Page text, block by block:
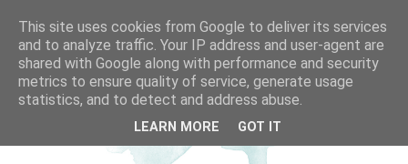
This site uses cookies from Google to deliver its services
and to analyze traffic. Your IP address and user-agent are
shared with Google along with performance and security
metrics to ensure quality of service, generate usage
statistics, and to detect and address abuse.
LEARN MORE GOT IT